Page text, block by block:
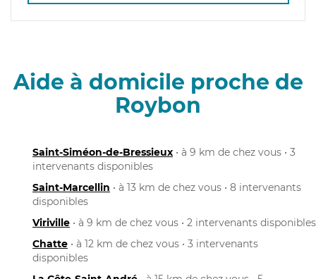
Aide à domicile proche de
Roybon
Saint-Siméon-de-Bressieux • à 9 km de chez vous • 3
intervenants disponibles
Saint-Marcellin • à 13 km de chez vous • 8 intervenants
disponibles
Viriville • à 9 km de chez vous • 2 intervenants disponibles
Chatte • à 12 km de chez vous • 3 intervenants
disponibles